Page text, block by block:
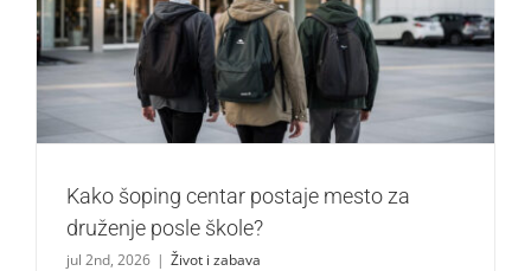
Kako šoping centar postaje mesto za druženje posle
škole?
Život i zabava
Kako šoping centar postaje mesto za
druženje posle škole?
jul 2nd, 2026 | Život i zabava